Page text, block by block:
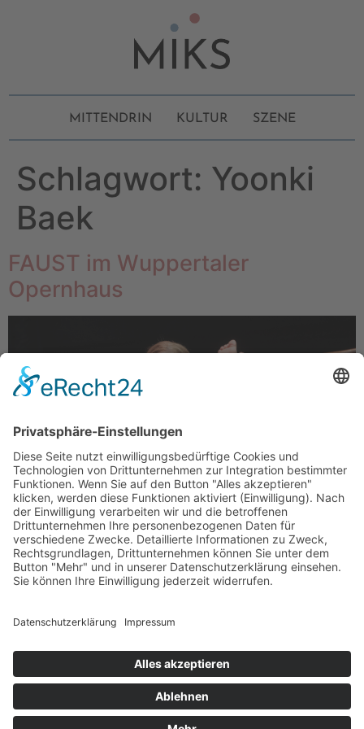
MITTENDRIN KULTUR SZENE
Schlagwort: Yoonki
Baek
FAUST im Wuppertaler
Opernhaus
Großes Ensemble im Wuppertaler Opernhaus
(©Matthias Jung) Wenn der Teufel französisch singt und
die Moral Pause macht Wenn Charles Gounod wüsste,
vermutlich schmunzeln – und Méphistophélès einen
Theater Wuppertal zeigt sich einmal mehr, wie
überraschend lebendig eine Oper über […]
Datenschutzerklärung